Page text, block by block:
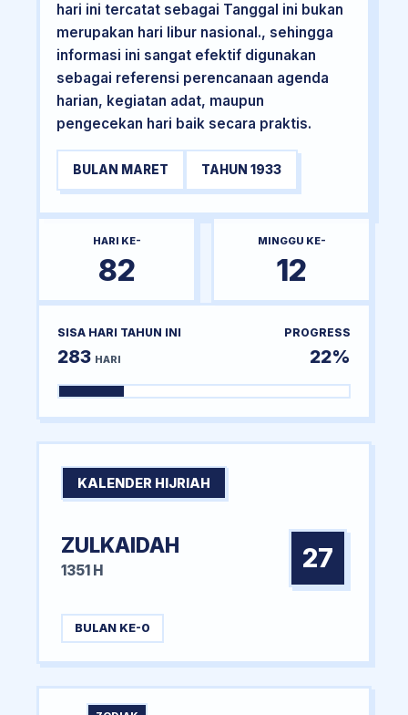
hari ini tercatat sebagai Tanggal ini bukan
merupakan hari libur nasional., sehingga
informasi ini sangat efektif digunakan
sebagai referensi perencanaan agenda
harian, kegiatan adat, maupun
pengecekan hari baik secara praktis.
BULAN MARET TAHUN 1933
HARI KE-
82
MINGGU KE-
12
SISA HARI TAHUN INI
283 HARI
PROGRESS
22%
KALENDER HIJRIAH
ZULKAIDAH
1351 H 27
BULAN KE-0